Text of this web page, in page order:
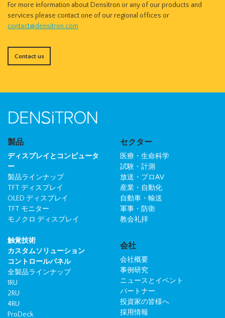
For more information about Densitron or any of our products and
services please contact one of our regional offices or
contact@densitron.com
Contact us
製品
ディスプレイとコンピュータ
ー
製品ラインナップ
TFT ディスプレイ
OLED ディスプレイ
TFT モニター
モノクロ ディスプレイ
触覚技術
カスタムソリューション
コントロールパネル
全製品ラインナップ
1RU
2RU
4RU
ProDeck
セクター
医療・生命科学
試験・計測
放送・プロAV
産業・自動化
自動車・輸送
軍事・防衛
教会礼拝
会社
会社概要
事例研究
ニュースとイベント
パートナー
投資家の皆様へ
採用情報